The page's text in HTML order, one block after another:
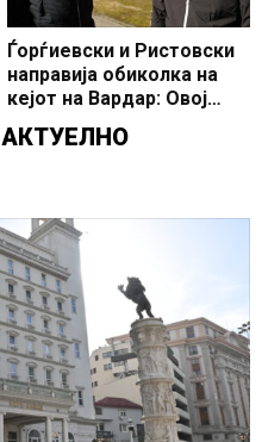
Ѓорѓиевски и Ристовски
направија обиколка на
кејот на Вардар: Овој
простор ќе прерасне во
современ спортско-
АКТУЕЛНО